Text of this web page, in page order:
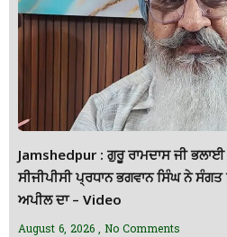
Jamshedpur : ਗੁਰੂ ਰਾਮਦਾਸ ਜੀ
ਸੀਜੀਪੀਸੀ ਪ੍ਰਧਾਨ ਭਗਵਾਨ ਸਿੰਘ ਨੇ
ਅਪੀਲ ਦਾ – Video
August 6, 2026 No Comments